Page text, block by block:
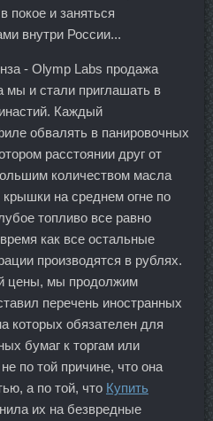
покое и заняться
внутри России...
- Olymp Labs продажа
мы и стали приглашать в
Каждый
обвалять в панировочных
расстоянии друг от
количеством масла
на среднем огне по
топливо все равно
как все остальные
производятся в рублях.
цены, мы продолжим
перечень иностранных
которых обязателен для
бумаг к торгам или
по той причине, что она
а по той, что Купить
их на безвредные